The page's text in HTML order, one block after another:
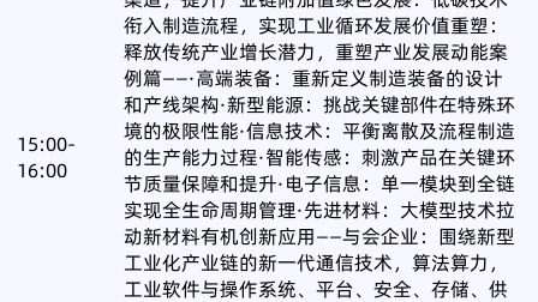
15:00-
16:00
衔入制造流程，实现工业循环发展价值重塑：
释放传统产业增长潜力，重塑产业发展动能案
例篇——·高端装备：重新定义制造装备的设计
和产线架构·新型能源：挑战关键部件在特殊环
境的极限性能·信息技术：平衡离散及流程制造
的生产能力过程·智能传感：刺激产品在关键环
节质量保障和提升·电子信息：单一模块到全链
实现全生命周期管理·先进材料：大模型技术拉
动新材料有机创新应用——与会企业：围绕新型
工业化产业链的新一代通信技术，算法算力，
工业软件与操作系统、平台、安全、存储、供